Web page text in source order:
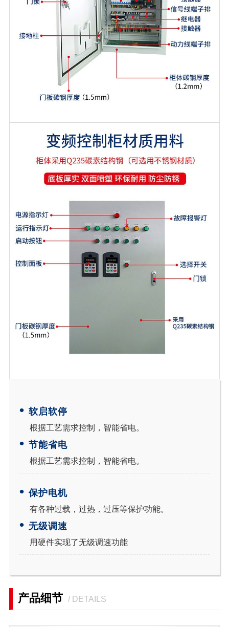
• 软启软停
根据工艺需求控制，智能省电。
• 节能省电
根据工艺需求控制，智能省电。
• 保护电机
有各种过载，过热，过压等保护功能。
• 无级调速
用硬件实现了无级调速功能
产品细节 / DETAILS